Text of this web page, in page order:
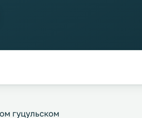
гуцульском